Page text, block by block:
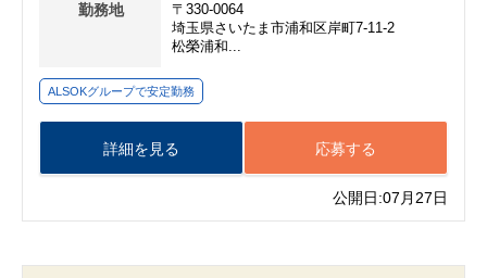
勤務地
〒330-0064
埼玉県さいたま市浦和区岸町7-11-2
松榮浦和...
ALSOKグループで安定勤務
応募する
詳細を見る
公開日:07月27日